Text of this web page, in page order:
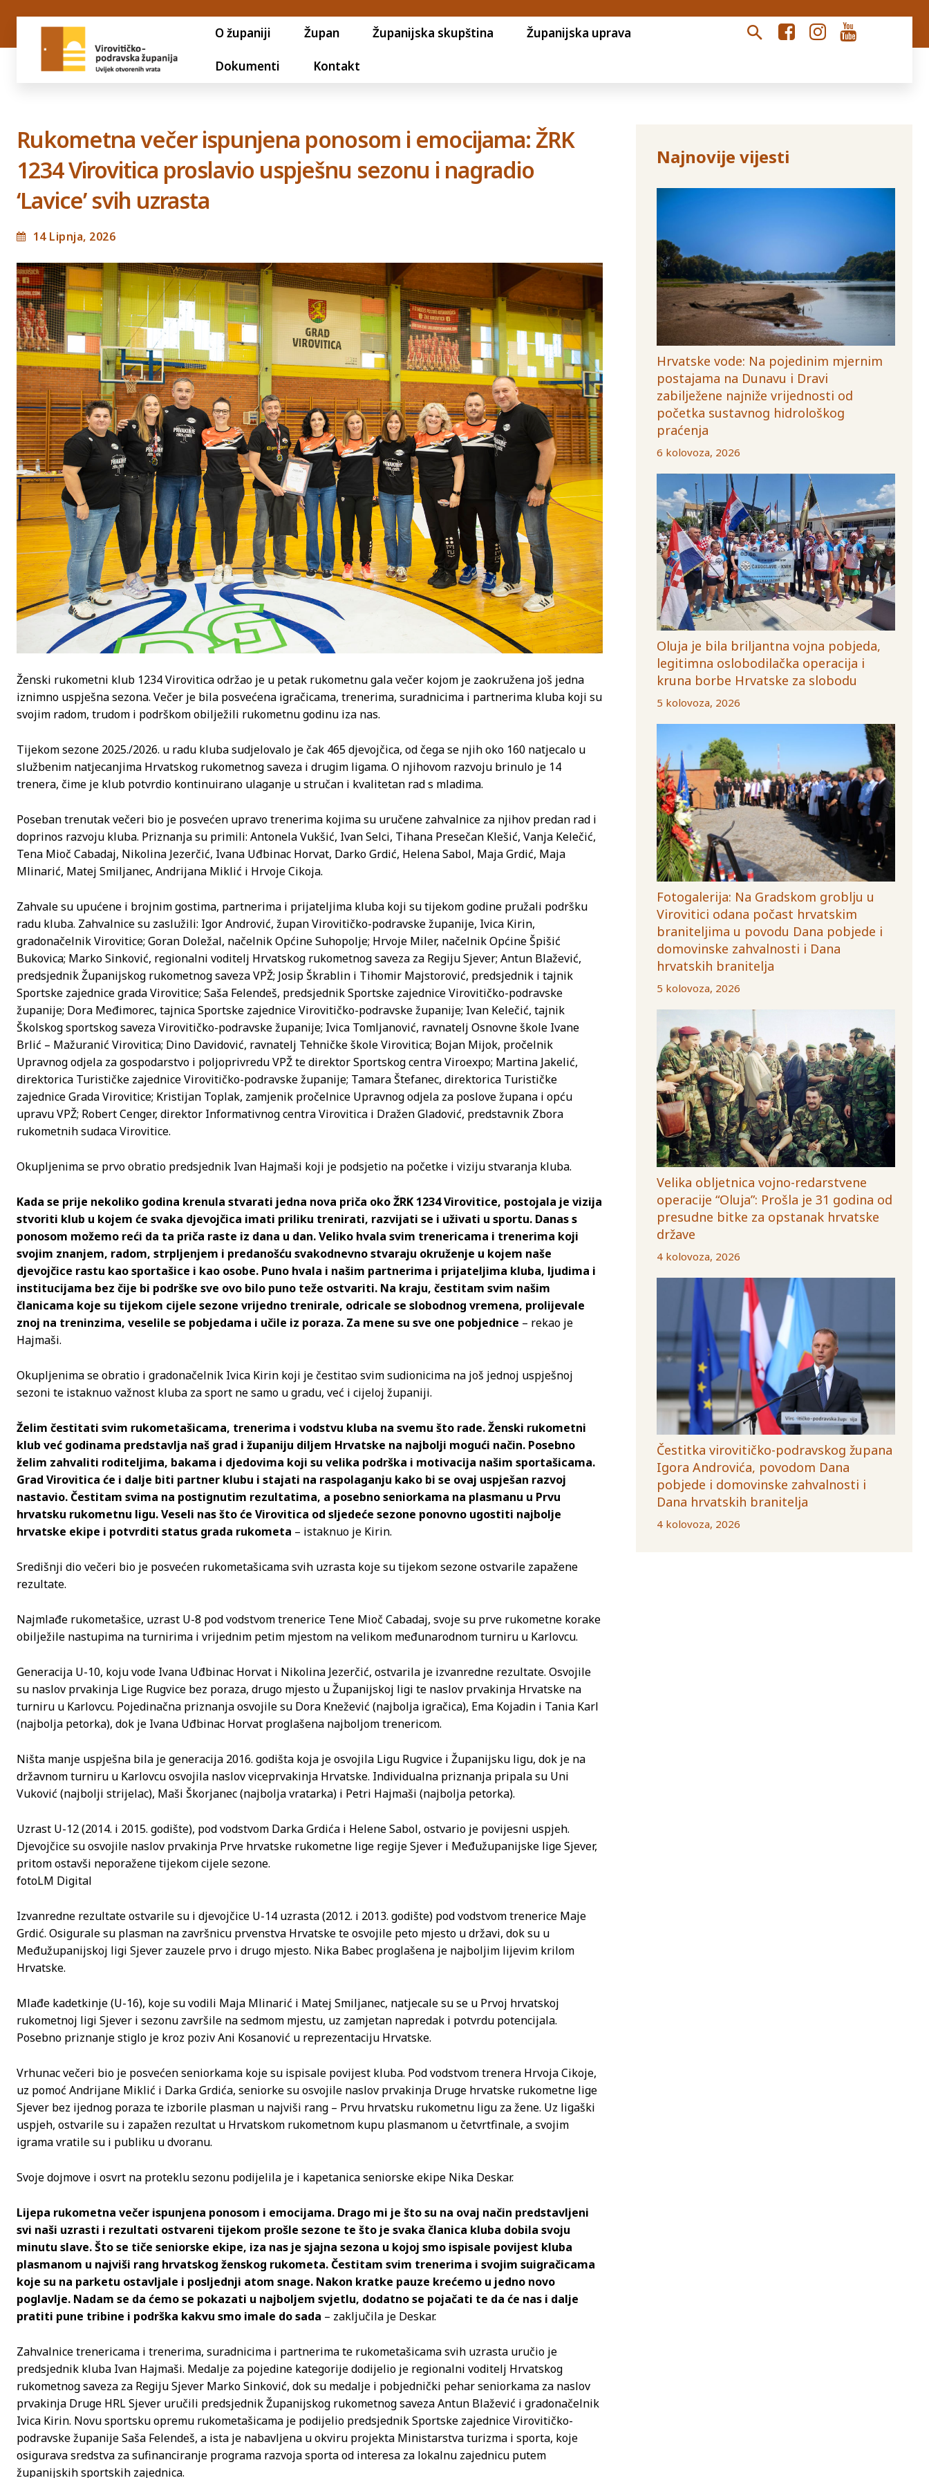
O županiji Župan Županijska skupština Županijska uprava
Dokumenti Kontakt
Rukometna večer ispunjena ponosom i emocijama: ŽRK
1234 Virovitica proslavio uspješnu sezonu i nagradio
‘Lavice’ svih uzrasta
14 Lipnja, 2026
Ženski rukometni klub 1234 Virovitica održao je u petak rukometnu gala večer kojom je zaokružena još jedna
iznimno uspješna sezona. Večer je bila posvećena igračicama, trenerima, suradnicima i partnerima kluba koji su
svojim radom, trudom i podrškom obilježili rukometnu godinu iza nas.
Tijekom sezone 2025./2026. u radu kluba sudjelovalo je čak 465 djevojčica, od čega se njih oko 160 natjecalo u
službenim natjecanjima Hrvatskog rukometnog saveza i drugim ligama. O njihovom razvoju brinulo je 14
trenera, čime je klub potvrdio kontinuirano ulaganje u stručan i kvalitetan rad s mladima.
Poseban trenutak večeri bio je posvećen upravo trenerima kojima su uručene zahvalnice za njihov predan rad i
doprinos razvoju kluba. Priznanja su primili: Antonela Vukšić, Ivan Selci, Tihana Presečan Klešić, Vanja Kelečić,
Tena Mioč Cabadaj, Nikolina Jezerčić, Ivana Uđbinac Horvat, Darko Grdić, Helena Sabol, Maja Grdić, Maja
Mlinarić, Matej Smiljanec, Andrijana Miklić i Hrvoje Cikoja.
Zahvale su upućene i brojnim gostima, partnerima i prijateljima kluba koji su tijekom godine pružali podršku
radu kluba. Zahvalnice su zaslužili: Igor Andrović, župan Virovitičko-podravske županije, Ivica Kirin,
gradonačelnik Virovitice; Goran Doležal, načelnik Općine Suhopolje; Hrvoje Miler, načelnik Općine Špišić
Bukovica; Marko Sinković, regionalni voditelj Hrvatskog rukometnog saveza za Regiju Sjever; Antun Blažević,
predsjednik Županijskog rukometnog saveza VPŽ; Josip Škrablin i Tihomir Majstorović, predsjednik i tajnik
Sportske zajednice grada Virovitice; Saša Felendeš, predsjednik Sportske zajednice Virovitičko-podravske
županije; Dora Međimorec, tajnica Sportske zajednice Virovitičko-podravske županije; Ivan Kelečić, tajnik
Školskog sportskog saveza Virovitičko-podravske županije; Ivica Tomljanović, ravnatelj Osnovne škole Ivane
Brlić – Mažuranić Virovitica; Dino Davidović, ravnatelj Tehničke škole Virovitica; Bojan Mijok, pročelnik
Upravnog odjela za gospodarstvo i poljoprivredu VPŽ te direktor Sportskog centra Viroexpo; Martina Jakelić,
direktorica Turističke zajednice Virovitičko-podravske županije; Tamara Štefanec, direktorica Turističke
zajednice Grada Virovitice; Kristijan Toplak, zamjenik pročelnice Upravnog odjela za poslove župana i opću
upravu VPŽ; Robert Cenger, direktor Informativnog centra Virovitica i Dražen Gladović, predstavnik Zbora
rukometnih sudaca Virovitice.
Okupljenima se prvo obratio predsjednik Ivan Hajmaši koji je podsjetio na početke i viziju stvaranja kluba.
Kada se prije nekoliko godina krenula stvarati jedna nova priča oko ŽRK 1234 Virovitice, postojala je vizija
stvoriti klub u kojem će svaka djevojčica imati priliku trenirati, razvijati se i uživati u sportu. Danas s
ponosom možemo reći da ta priča raste iz dana u dan. Veliko hvala svim trenericama i trenerima koji
svojim znanjem, radom, strpljenjem i predanošću svakodnevno stvaraju okruženje u kojem naše
djevojčice rastu kao sportašice i kao osobe. Puno hvala i našim partnerima i prijateljima kluba, ljudima i
institucijama bez čije bi podrške sve ovo bilo puno teže ostvariti. Na kraju, čestitam svim našim
članicama koje su tijekom cijele sezone vrijedno trenirale, odricale se slobodnog vremena, prolijevale
znoj na treninzima, veselile se pobjedama i učile iz poraza. Za mene su sve one pobjednice – rekao je
Hajmaši.
Okupljenima se obratio i gradonačelnik Ivica Kirin koji je čestitao svim sudionicima na još jednoj uspješnoj
sezoni te istaknuo važnost kluba za sport ne samo u gradu, već i cijeloj županiji.
Želim čestitati svim rukometašicama, trenerima i vodstvu kluba na svemu što rade. Ženski rukometni
klub već godinama predstavlja naš grad i županiju diljem Hrvatske na najbolji mogući način. Posebno
želim zahvaliti roditeljima, bakama i djedovima koji su velika podrška i motivacija našim sportašicama.
Grad Virovitica će i dalje biti partner klubu i stajati na raspolaganju kako bi se ovaj uspješan razvoj
nastavio. Čestitam svima na postignutim rezultatima, a posebno seniorkama na plasmanu u Prvu
hrvatsku rukometnu ligu. Veseli nas što će Virovitica od sljedeće sezone ponovno ugostiti najbolje
hrvatske ekipe i potvrditi status grada rukometa – istaknuo je Kirin.
Središnji dio večeri bio je posvećen rukometašicama svih uzrasta koje su tijekom sezone ostvarile zapažene
rezultate.
Najmlađe rukometašice, uzrast U-8 pod vodstvom trenerice Tene Mioč Cabadaj, svoje su prve rukometne korake
obilježile nastupima na turnirima i vrijednim petim mjestom na velikom međunarodnom turniru u Karlovcu.
Generacija U-10, koju vode Ivana Uđbinac Horvat i Nikolina Jezerčić, ostvarila je izvanredne rezultate. Osvojile
su naslov prvakinja Lige Rugvice bez poraza, drugo mjesto u Županijskoj ligi te naslov prvakinja Hrvatske na
turniru u Karlovcu. Pojedinačna priznanja osvojile su Dora Knežević (najbolja igračica), Ema Kojadin i Tania Karl
(najbolja petorka), dok je Ivana Uđbinac Horvat proglašena najboljom trenericom.
Ništa manje uspješna bila je generacija 2016. godišta koja je osvojila Ligu Rugvice i Županijsku ligu, dok je na
državnom turniru u Karlovcu osvojila naslov viceprvakinja Hrvatske. Individualna priznanja pripala su Uni
Vuković (najbolji strijelac), Maši Škorjanec (najbolja vratarka) i Petri Hajmaši (najbolja petorka).
Uzrast U-12 (2014. i 2015. godište), pod vodstvom Darka Grdića i Helene Sabol, ostvario je povijesni uspjeh.
Djevojčice su osvojile naslov prvakinja Prve hrvatske rukometne lige regije Sjever i Međužupanijske lige Sjever,
pritom ostavši neporažene tijekom cijele sezone.
fotoLM Digital
Izvanredne rezultate ostvarile su i djevojčice U-14 uzrasta (2012. i 2013. godište) pod vodstvom trenerice Maje
Grdić. Osigurale su plasman na završnicu prvenstva Hrvatske te osvojile peto mjesto u državi, dok su u
Međužupanijskoj ligi Sjever zauzele prvo i drugo mjesto. Nika Babec proglašena je najboljim lijevim krilom
Hrvatske.
Mlađe kadetkinje (U-16), koje su vodili Maja Mlinarić i Matej Smiljanec, natjecale su se u Prvoj hrvatskoj
rukometnoj ligi Sjever i sezonu završile na sedmom mjestu, uz zamjetan napredak i potvrdu potencijala.
Posebno priznanje stiglo je kroz poziv Ani Kosanović u reprezentaciju Hrvatske.
Vrhunac večeri bio je posvećen seniorkama koje su ispisale povijest kluba. Pod vodstvom trenera Hrvoja Cikoje,
uz pomoć Andrijane Miklić i Darka Grdića, seniorke su osvojile naslov prvakinja Druge hrvatske rukometne lige
Sjever bez ijednog poraza te izborile plasman u najviši rang – Prvu hrvatsku rukometnu ligu za žene. Uz ligaški
uspjeh, ostvarile su i zapažen rezultat u Hrvatskom rukometnom kupu plasmanom u četvrtfinale, a svojim
igrama vratile su i publiku u dvoranu.
Svoje dojmove i osvrt na proteklu sezonu podijelila je i kapetanica seniorske ekipe Nika Deskar.
Lijepa rukometna večer ispunjena ponosom i emocijama. Drago mi je što su na ovaj način predstavljeni
svi naši uzrasti i rezultati ostvareni tijekom prošle sezone te što je svaka članica kluba dobila svoju
minutu slave. Što se tiče seniorske ekipe, iza nas je sjajna sezona u kojoj smo ispisale povijest kluba
plasmanom u najviši rang hrvatskog ženskog rukometa. Čestitam svim trenerima i svojim suigračicama
koje su na parketu ostavljale i posljednji atom snage. Nakon kratke pauze krećemo u jedno novo
poglavlje. Nadam se da ćemo se pokazati u najboljem svjetlu, dodatno se pojačati te da će nas i dalje
pratiti pune tribine i podrška kakvu smo imale do sada – zaključila je Deskar.
Zahvalnice trenericama i trenerima, suradnicima i partnerima te rukometašicama svih uzrasta uručio je
predsjednik kluba Ivan Hajmaši. Medalje za pojedine kategorije dodijelio je regionalni voditelj Hrvatskog
rukometnog saveza za Regiju Sjever Marko Sinković, dok su medalje i pobjednički pehar seniorkama za naslov
prvakinja Druge HRL Sjever uručili predsjednik Županijskog rukometnog saveza Antun Blažević i gradonačelnik
Ivica Kirin. Novu sportsku opremu rukometašicama je podijelio predsjednik Sportske zajednice Virovitičko-
podravske županije Saša Felendeš, a ista je nabavljena u okviru projekta Ministarstva turizma i sporta, koje
osigurava sredstva za sufinanciranje programa razvoja sporta od interesa za lokalnu zajednicu putem
županijskih sportskih zajednica.
Najnovije vijesti
Hrvatske vode: Na pojedinim mjernim
postajama na Dunavu i Dravi
zabilježene najniže vrijednosti od
početka sustavnog hidrološkog
praćenja
6 kolovoza, 2026
Oluja je bila briljantna vojna pobjeda,
legitimna oslobodilačka operacija i
kruna borbe Hrvatske za slobodu
5 kolovoza, 2026
Fotogalerija: Na Gradskom groblju u
Virovitici odana počast hrvatskim
braniteljima u povodu Dana pobjede i
domovinske zahvalnosti i Dana
hrvatskih branitelja
5 kolovoza, 2026
Velika obljetnica vojno-redarstvene
operacije “Oluja”: Prošla je 31 godina od
presudne bitke za opstanak hrvatske
države
4 kolovoza, 2026
Čestitka virovitičko-podravskog župana
Igora Androvića, povodom Dana
pobjede i domovinske zahvalnosti i
Dana hrvatskih branitelja
4 kolovoza, 2026